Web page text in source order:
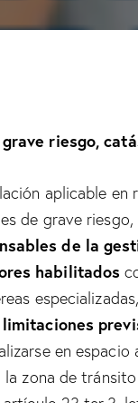
riesgo,
aplicable
de grave
de la
habilitados
especializadas,
en
zona de